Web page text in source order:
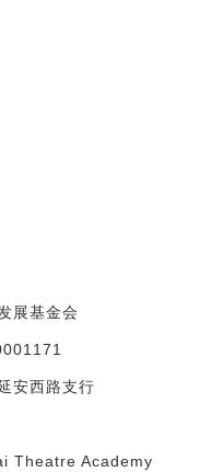
展基金会
安西路支行
Theatre Academy